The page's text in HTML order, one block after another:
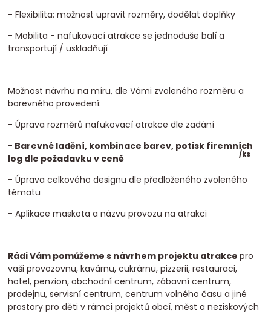
/ks
- Flexibilita: možnost upravit rozměry, dodělat doplňky
- Mobilita - nafukovací atrakce se jednoduše balí a
transportují / uskladňují
Možnost návrhu na míru, dle Vámi zvoleného rozměru a
barevného provedení:
- Úprava rozměrů nafukovací atrakce dle zadání
- Barevné ladění, kombinace barev, potisk firemních
log dle požadavku v ceně
- Úprava celkového designu dle předloženého zvoleného
tématu
- Aplikace maskota a názvu provozu na atrakci
Rádi Vám pomůžeme s návrhem projektu atrakcepro
vaši provozovnu, kavárnu, cukrárnu, pizzerii, restauraci,
hotel, penzion, obchodní centrum, zábavní centrum,
prodejnu, servisní centrum, centrum volného času a jiné
prostory pro děti v rámci projektů obcí, měst a neziskových